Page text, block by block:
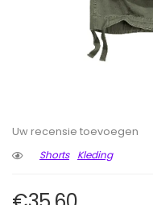
Uw recensie toevoegen
Shorts
Kleding